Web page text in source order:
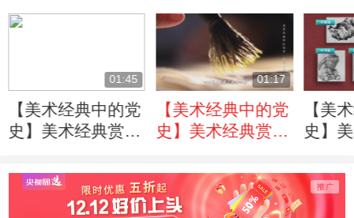
01:45
【美术经典中的党
史】美术经典赏
光影展现细节？
01:17
【美术经典中的党
史】美术经典赏
命名的“抱石皴”，
有何艺术特点？
【美
史】
大渡
浪？